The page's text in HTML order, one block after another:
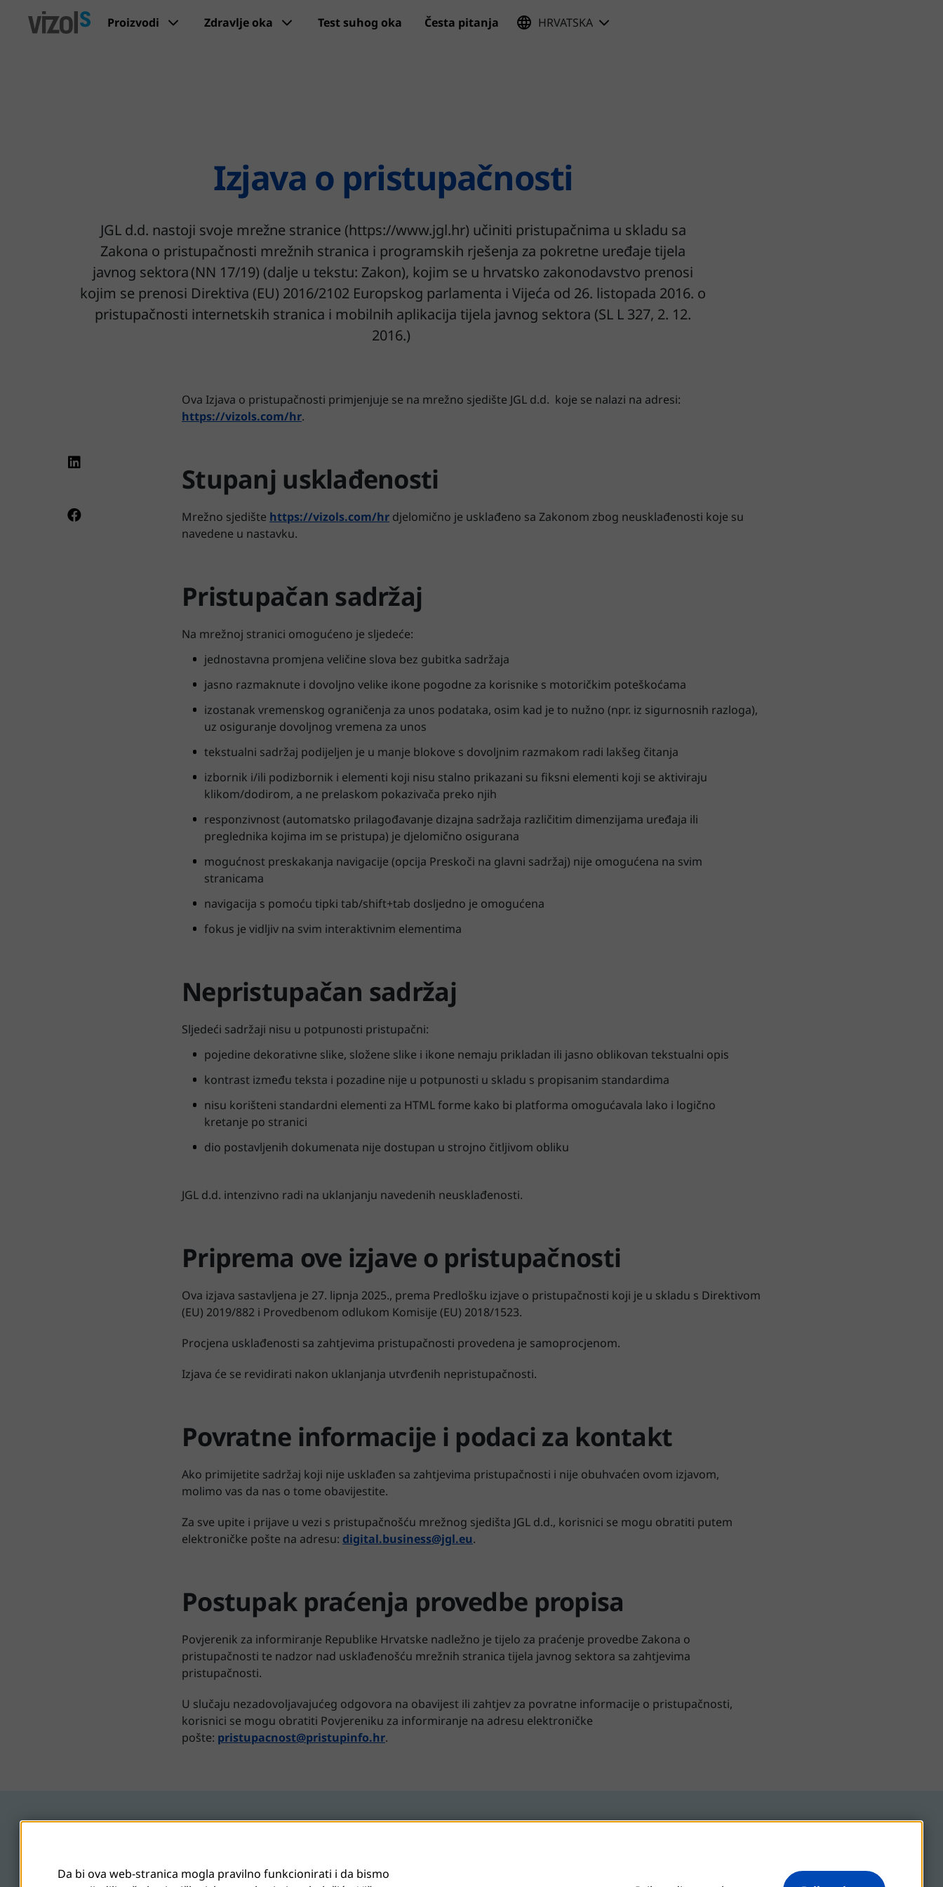
Preskoči na glavni sadržaj
Proizvodi Zdravlje oka Test suhog oka Česta pitanja HRVATSKA
Izjava o pristupačnosti
JGL d.d. nastoji svoje mrežne stranice (https://www.jgl.hr) učiniti pristupačnima u skladu sa
Zakona o pristupačnosti mrežnih stranica i programskih rješenja za pokretne uređaje tijela
javnog sektora (NN 17/19) (dalje u tekstu: Zakon), kojim se u hrvatsko zakonodavstvo prenosi
kojim se prenosi Direktiva (EU) 2016/2102 Europskog parlamenta i Vijeća od 26. listopada 2016. o
pristupačnosti internetskih stranica i mobilnih aplikacija tijela javnog sektora (SL L 327, 2. 12.
2016.)
Ova Izjava o pristupačnosti primjenjuje se na mrežno sjedište JGL d.d. koje se nalazi na adresi:
https://vizols.com/hr.
Stupanj usklađenosti
Mrežno sjedište https://vizols.com/hr djelomično je usklađeno sa Zakonom zbog neusklađenosti koje su
navedene u nastavku.
Pristupačan sadržaj
Na mrežnoj stranici omogućeno je sljedeće:
jednostavna promjena veličine slova bez gubitka sadržaja
jasno razmaknute i dovoljno velike ikone pogodne za korisnike s motoričkim poteškoćama
izostanak vremenskog ograničenja za unos podataka, osim kad je to nužno (npr. iz sigurnosnih razloga),
uz osiguranje dovoljnog vremena za unos
tekstualni sadržaj podijeljen je u manje blokove s dovoljnim razmakom radi lakšeg čitanja
izbornik i/ili podizbornik i elementi koji nisu stalno prikazani su fiksni elementi koji se aktiviraju
klikom/dodirom, a ne prelaskom pokazivača preko njih
responzivnost (automatsko prilagođavanje dizajna sadržaja različitim dimenzijama uređaja ili
preglednika kojima im se pristupa) je djelomično osigurana
mogućnost preskakanja navigacije (opcija Preskoči na glavni sadržaj) nije omogućena na svim
stranicama
navigacija s pomoću tipki tab/shift+tab dosljedno je omogućena
fokus je vidljiv na svim interaktivnim elementima
Nepristupačan sadržaj
Sljedeći sadržaji nisu u potpunosti pristupačni:
pojedine dekorativne slike, složene slike i ikone nemaju prikladan ili jasno oblikovan tekstualni opis
kontrast između teksta i pozadine nije u potpunosti u skladu s propisanim standardima
nisu korišteni standardni elementi za HTML forme kako bi platforma omogućavala lako i logično
kretanje po stranici
dio postavljenih dokumenata nije dostupan u strojno čitljivom obliku
JGL d.d. intenzivno radi na uklanjanju navedenih neusklađenosti.
Priprema ove izjave o pristupačnosti
Ova izjava sastavljena je 27. lipnja 2025., prema Predlošku izjave o pristupačnosti koji je u skladu s Direktivom
(EU) 2019/882 i Provedbenom odlukom Komisije (EU) 2018/1523.
Procjena usklađenosti sa zahtjevima pristupačnosti provedena je samoprocjenom.
Izjava će se revidirati nakon uklanjanja utvrđenih nepristupačnosti.
Povratne informacije i podaci za kontakt
Ako primijetite sadržaj koji nije usklađen sa zahtjevima pristupačnosti i nije obuhvaćen ovom izjavom,
molimo vas da nas o tome obavijestite.
Za sve upite i prijave u vezi s pristupačnošću mrežnog sjedišta JGL d.d., korisnici se mogu obratiti putem
elektroničke pošte na adresu: digital.business@jgl.eu.
Postupak praćenja provedbe propisa
Povjerenik za informiranje Republike Hrvatske nadležno je tijelo za praćenje provedbe Zakona o
pristupačnosti te nadzor nad usklađenošću mrežnih stranica tijela javnog sektora sa zahtjevima
pristupačnosti.
U slučaju nezadovoljavajućeg odgovora na obavijest ili zahtjev za povratne informacije o pristupačnosti,
korisnici se mogu obratiti Povjereniku za informiranje na adresu elektroničke
pošte: pristupacnost@pristupinfo.hr.
Da bi ova web-stranica mogla pravilno funkcionirati i da bismo